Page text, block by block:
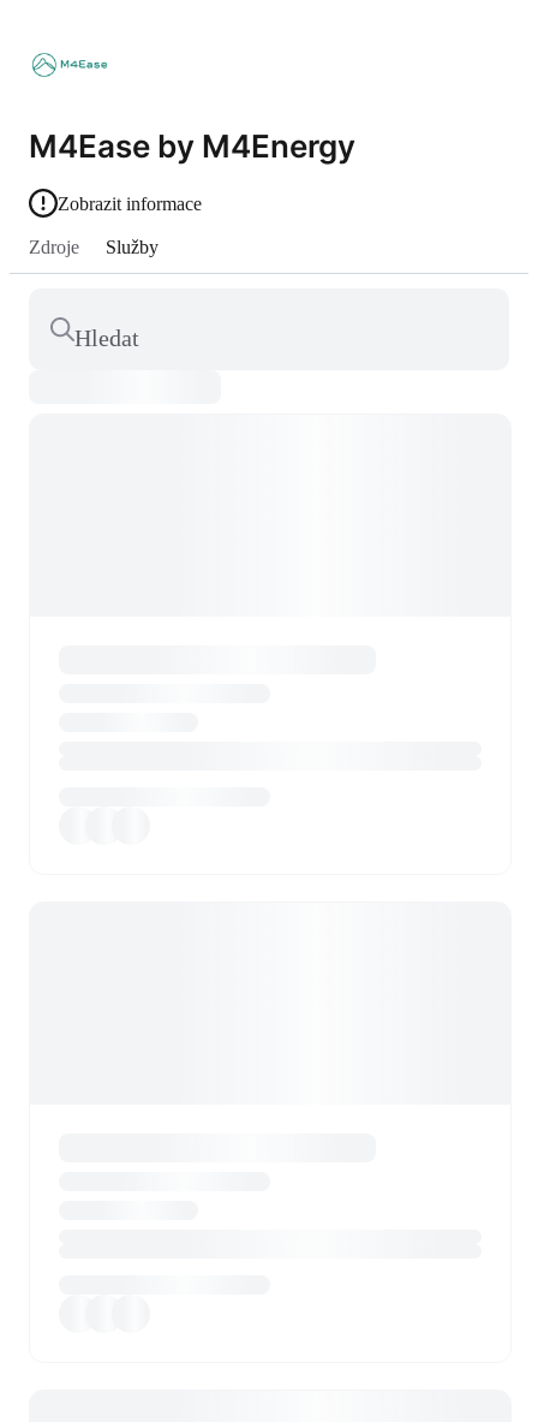
M4Ease by M4Energy
Zobrazit informace
Zdroje Služby